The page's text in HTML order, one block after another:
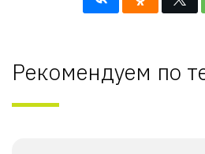
Рекомендуем по